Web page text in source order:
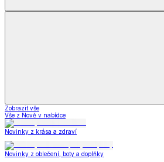
Zobrazit vše
Vše z Nově v nabídce
Novinky z krása a zdraví
Novinky z oblečení, boty a doplňky